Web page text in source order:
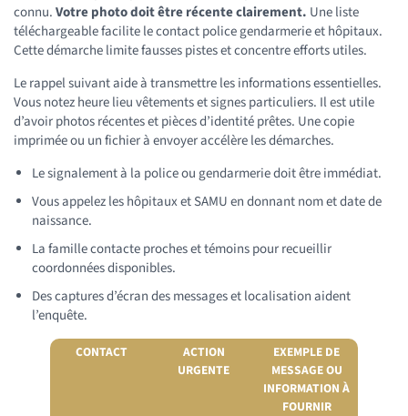
connu.Votre photo doit être récente clairement. Une liste
téléchargeable facilite le contact police gendarmerie et hôpitaux.
Cette démarche limite fausses pistes et concentre efforts utiles.
Le rappel suivant aide à transmettre les informations essentielles.
Vous notez heure lieu vêtements et signes particuliers. Il est utile
d’avoir photos récentes et pièces d’identité prêtes. Une copie
imprimée ou un fichier à envoyer accélère les démarches.
Le signalement à la police ou gendarmerie doit être immédiat.
Vous appelez les hôpitaux et SAMU en donnant nom et date de
naissance.
La famille contacte proches et témoins pour recueillir
coordonnées disponibles.
Des captures d’écran des messages et localisation aident
l’enquête.
CONTACT
ACTION
URGENTE
EXEMPLE DE
MESSAGE OU
INFORMATION À
FOURNIR